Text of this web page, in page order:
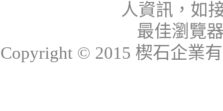
人資訊，如
最佳瀏覽
Copyright © 2015 楔石企業